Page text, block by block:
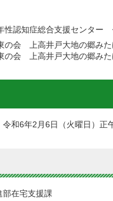
性認知症総合支援センタ
の会 上高井戸大地の郷み
の会 上高井戸大地の郷み
和6年2月6日（火曜日）正
部在宅支援課